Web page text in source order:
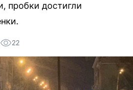
пробки достигли
22